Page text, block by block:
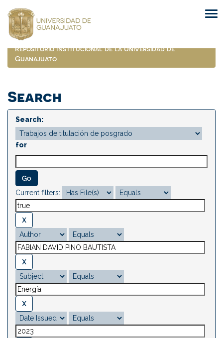
navigation
Repositorio Institucional de la Universidad de
Guanajuato
Search
Search:
for
Current filters: